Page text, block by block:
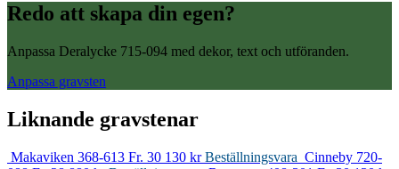
Redo att skapa din egen?
Anpassa Deralycke 715-094 med dekor, text och utföranden.
Anpassa gravsten
Liknande gravstenar
Makaviken 368-613 Fr. 30 130 kr Beställningsvara Cinneby 720-